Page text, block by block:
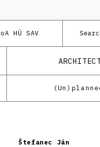
oA HÚ SAV
Štefanec Ján